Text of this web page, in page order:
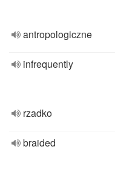
antropologiczne
infrequently
rzadko
braided